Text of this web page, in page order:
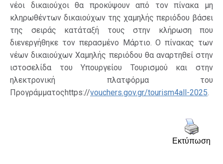
νέοι δικαιούχοι θα προκύψουν από τον πίνακα μη
κληρωθέντων δικαιούχων της χαμηλής περιόδου βάσει
της σειράς κατάταξή τους στην κλήρωση που
διενεργήθηκε τον περασμένο Μάρτιο. Ο πίνακας των
νέων δικαιούχων Χαμηλής περιόδου θα αναρτηθεί στην
ιστοσελίδα του Υπουργείου Τουρισμού και στην
ηλεκτρονική πλατφόρμα του
Προγράμματοςhttps://vouchers.gov.gr/tourism4all-2025.
Εκτύπωση